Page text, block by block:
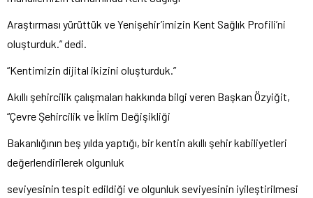
Araştırması yürüttük ve Yenişehir’imizin Kent Sağlık Profili’ni
oluşturduk.” dedi.
“Kentimizin dijital ikizini oluşturduk.”
Akıllı şehircilik çalışmaları hakkında bilgi veren Başkan Özyiğit,
“Çevre Şehircilik ve İklim Değişikliği
Bakanlığının beş yılda yaptığı, bir kentin akıllı şehir kabiliyetleri
değerlendirilerek olgunluk
seviyesinin tespit edildiği ve olgunluk seviyesinin iyileştirilmesi